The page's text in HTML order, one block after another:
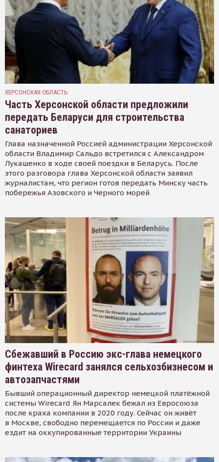
ХЕРСОНСКАЯ ОБЛАСТЬ
Часть Херсонской области предложили
передать Беларуси для строительства
санаториев
Глава назначенной Россией администрации Херсонской
области Владимир Сальдо встретился с Александром
Лукашенко в ходе своей поездки в Беларусь. После
этого разговора глава Херсонской области заявил
журналистам, что регион готов передать Минску часть
побережья Азовского и Черного морей
Сбежавший в Россию экс-глава немецкого
финтеха Wirecard занялся сельхозбизнесом и
автозапчастями
Бывший операционный директор немецкой платёжной
системы Wirecard Ян Марсалек бежал из Евросоюза
после краха компании в 2020 году. Сейчас он живёт
в Москве, свободно перемещается по России и даже
ездит на оккупированные территории Украины